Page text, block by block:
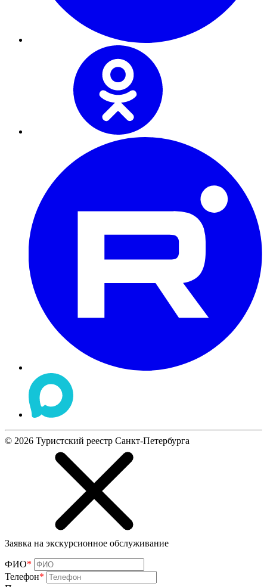
© 2026 Туристский реестр Санкт-Петербурга
Заявка на экскурсионное обслуживание
ФИО*
Телефон*